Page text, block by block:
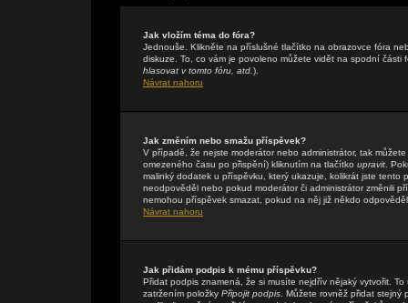
Jak vložím téma do fóra?
Jednouše. Klikněte na příslušné tlačítko na obrazovce fóra
diskuze. To, co vám je povoleno můžete vidět na spodní části
hlasovat v tomto fóru, atd. ).
Návrat nahoru
Jak změním nebo smažu příspěvek?
V případě, že nejste moderátor nebo administrátor, tak
omezeného času po přispění) kliknutím na tlačítko upravit .
malinký dodatek u příspěvku, který ukazuje, kolikrát jste
neodpověděl nebo pokud moderátor či administrátor změnili
nemohou příspěvek smazat, pokud na něj již někdo
Návrat nahoru
Jak přidám podpis k mému příspěvku?
Přidat podpis znamená, že si musíte nejdřív nějaký vytvořit.
zatržením položky Připojit podpis . Můžete rovněž přidat